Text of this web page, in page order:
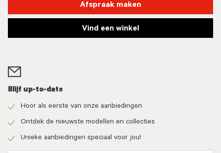
Afspraak maken
Vind een winkel
Blijf up-to-date
icon
Hoor als eerste van onze aanbiedingen
icon
Ontdek de nieuwste modellen en collecties
Unieke aanbiedingen speciaal voor jou!